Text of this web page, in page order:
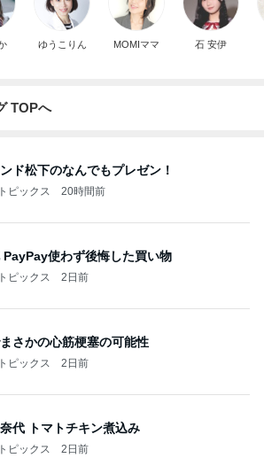
ゆうこりん MOMIママ 石 安伊
TOPへ
ド松下のなんでもプレゼン！
ピックス 20時間前
PayPay使わず後悔した買い物
ピックス 2日前
さかの心筋梗塞の可能性
ピックス 2日前
代 トマトチキン煮込み
ピックス 2日前